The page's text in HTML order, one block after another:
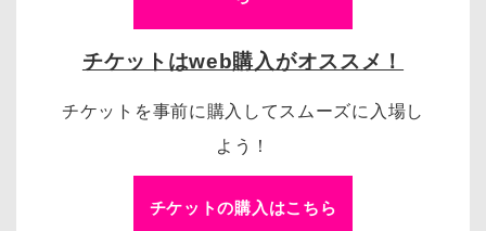
チケットはweb購入がオススメ！
チケットを事前に購入してスムーズに入場し
よう！
チケットの購入はこちら